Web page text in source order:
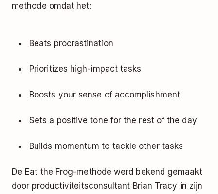
methode omdat het:
Beats procrastination
Prioritizes high-impact tasks
Boosts your sense of accomplishment
Sets a positive tone for the rest of the day
Builds momentum to tackle other tasks
De Eat the Frog-methode werd bekend gemaakt
door productiviteitsconsultant Brian Tracy in zijn